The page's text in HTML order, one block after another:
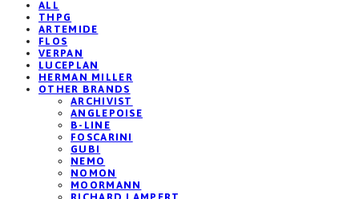
ALL
THPG
ARTEMIDE
FLOS
VERPAN
LUCEPLAN
HERMAN MILLER
OTHER BRANDS
ARCHIVIST
ANGLEPOISE
B-LINE
FOSCARINI
GUBI
NEMO
NOMON
MOORMANN